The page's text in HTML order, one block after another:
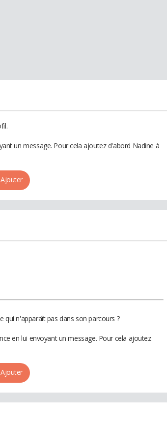
un message. Pour cela ajoutez d'abord Nadine à
Ajouter
qui n'apparaît pas dans son parcours ?
en lui envoyant un message. Pour cela ajoutez
Ajouter